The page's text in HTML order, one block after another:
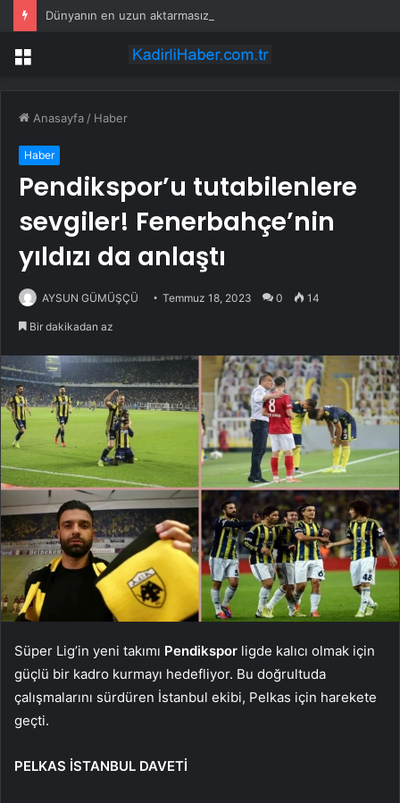
Menü
Anasayfa / Haber
Haber
Pendikspor’u tutabilenlere
sevgiler! Fenerbahçe’nin
yıldızı da anlaştı
AYSUN GÜMÜŞÇÜ Temmuz 18, 2023 0 14
Bir dakikadan az
Süper Lig’in yeni takımı Pendikspor ligde kalıcı olmak için
güçlü bir kadro kurmayı hedefliyor. Bu doğrultuda
çalışmalarını sürdüren İstanbul ekibi, Pelkas için harekete
geçti.
PELKAS İSTANBUL DAVETİ